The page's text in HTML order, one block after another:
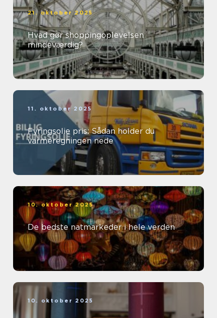
21. oktober 2025
Hvad gør shoppingoplevelsen
mindeværdig?
11. oktober 2025
Fyringsolie pris: Sådan holder du
varmeregningen nede
10. oktober 2025
De bedste natmarkeder i hele verden
10. oktober 2025